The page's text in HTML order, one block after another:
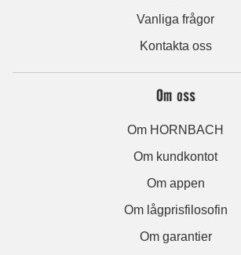
Vanliga frågor
Kontakta oss
Om oss
Om HORNBACH
Om kundkontot
Om appen
Om lågprisfilosofin
Om garantier